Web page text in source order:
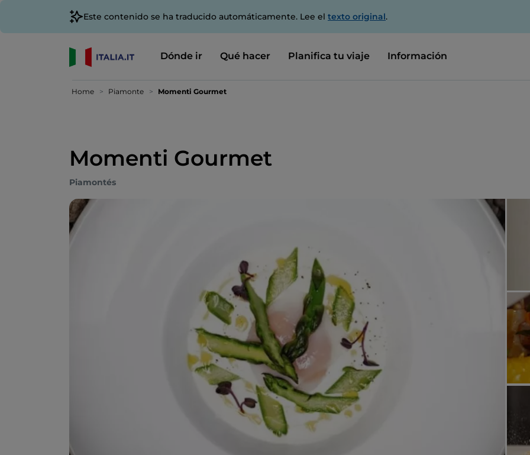
Este contenido se ha traducido automáticamente. Lee el texto original.
Dónde ir Qué hacer Planifica tu viaje Información
Home Piamonte Momenti Gourmet
Momenti Gourmet
Piamontés